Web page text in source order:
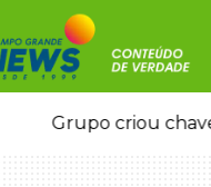
Grupo criou